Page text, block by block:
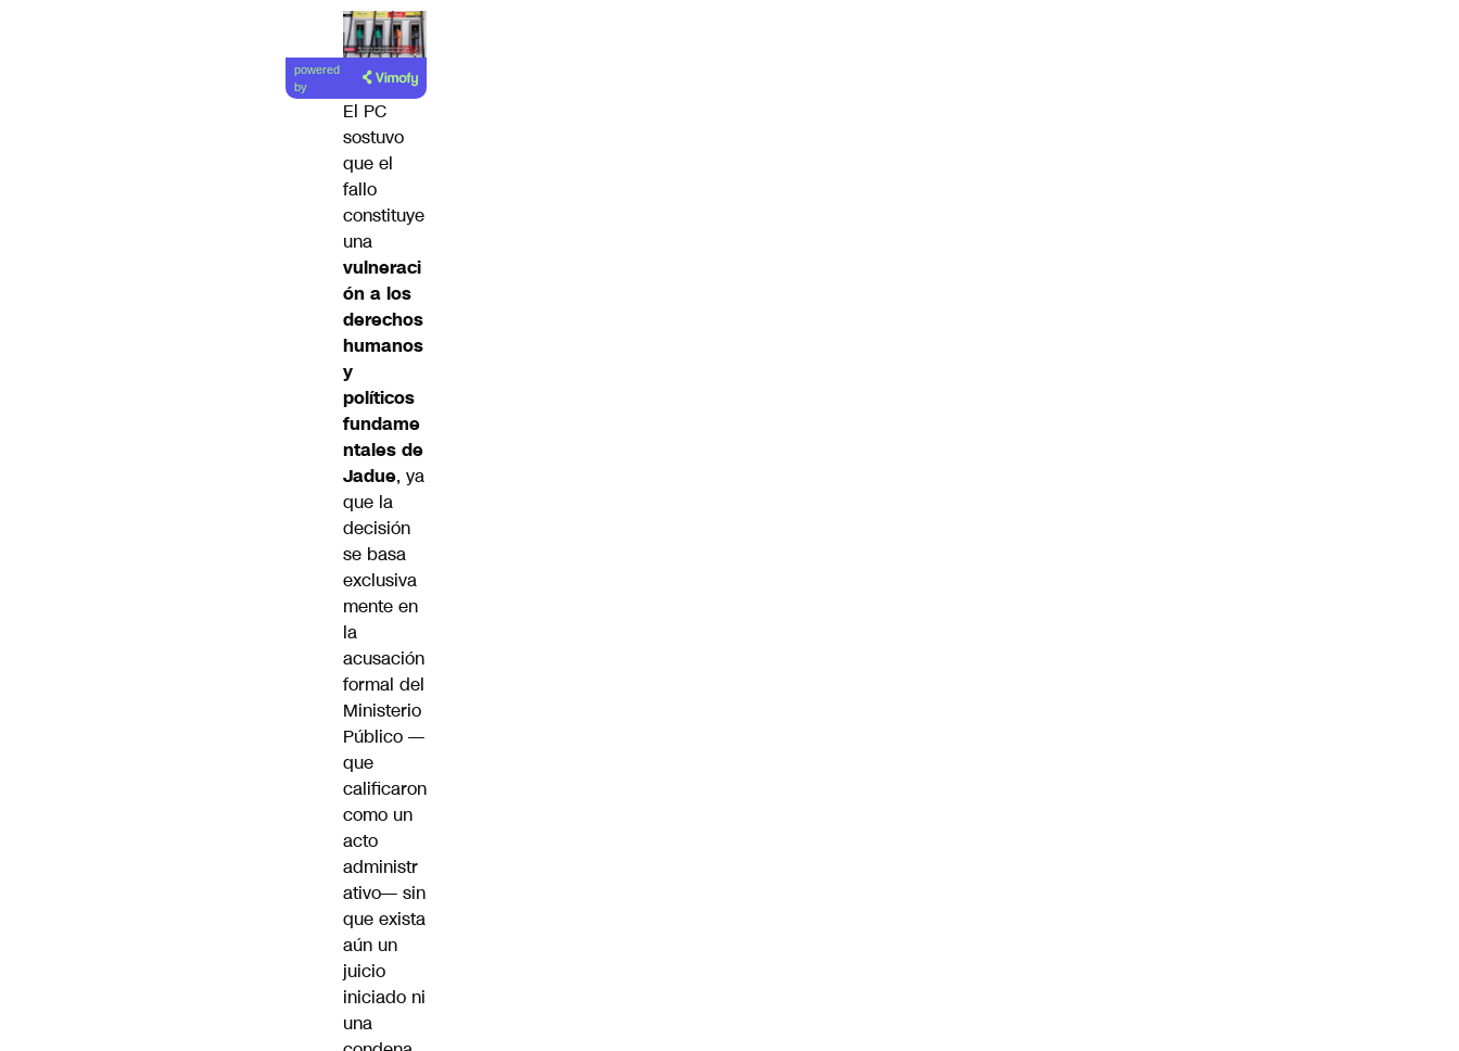
Lea el
artículo
powered
by
El PC
sostuvo
que el
fallo
constituye
una
vulneraci
ón a los
derechos
humanos
y
políticos
fundame
ntales de
Jadue, ya
que la
decisión
se basa
exclusiva
mente en
la
acusación
formal del
Ministerio
Público —
que
calificaron
como un
acto
administr
ativo— sin
que exista
aún un
juicio
iniciado ni
una